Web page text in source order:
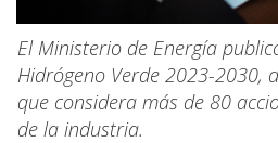
El Ministerio de Energía
Hidrógeno Verde 2023-2030,
que considera más de 80
de la industria.